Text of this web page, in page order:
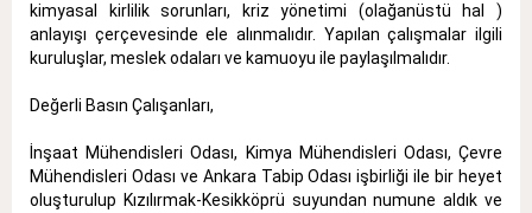
kimyasal kirlilik sorunları, kriz yönetimi (olağanüstü hal )
anlayışı çerçevesinde ele alınmalıdır. Yapılan çalışmalar ilgili
kuruluşlar, meslek odaları ve kamuoyu ile paylaşılmalıdır.
Değerli Basın Çalışanları,
İnşaat Mühendisleri Odası, Kimya Mühendisleri Odası, Çevre
Mühendisleri Odası ve Ankara Tabip Odası işbirliği ile bir heyet
oluşturulup Kızılırmak-Kesikköprü suyundan numune aldık ve